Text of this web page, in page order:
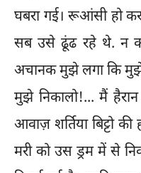
घबरा गई। रूआंसी हो
सब उसे ढूंढ रहे थे. न
अचानक मुझे लगा कि
मुझे निकालो!... मैं
आवाज़ शर्तिया बिट्टो
मरी को उस ड्रम में से